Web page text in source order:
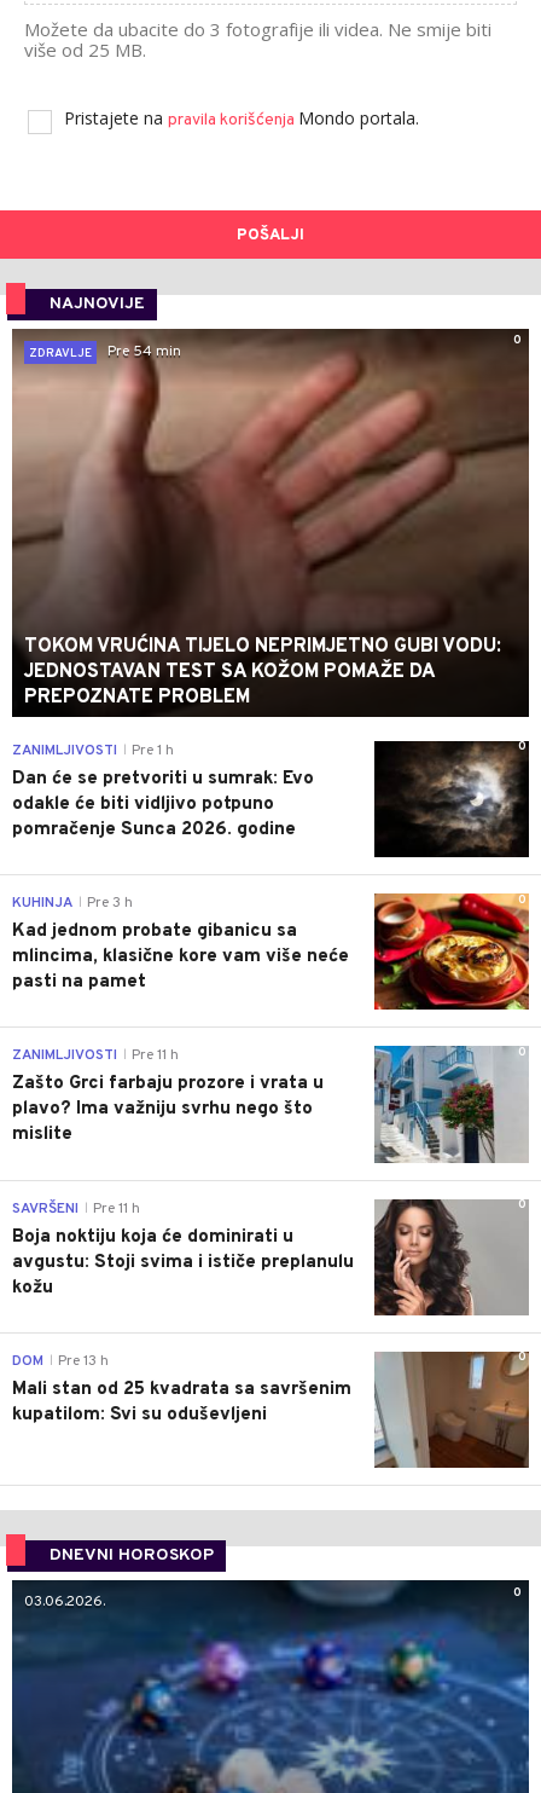
Možete da ubacite do 3 fotografije ili videa. Ne smije biti
više od 25 MB.
Pristajete na pravila korišćenja Mondo portala.
POŠALJI
NAJNOVIJE
0
ZDRAVLJE
Pre 54 min
TOKOM VRUĆINA TIJELO NEPRIMJETNO GUBI VODU:
JEDNOSTAVAN TEST SA KOŽOM POMAŽE DA
PREPOZNATE PROBLEM
0
ZANIMLJIVOSTI Pre 1 h
Dan će se pretvoriti u sumrak: Evo
odakle će biti vidljivo potpuno
pomračenje Sunca 2026. godine
0
KUHINJA Pre 3 h
Kad jednom probate gibanicu sa
mlincima, klasične kore vam više neće
pasti na pamet
0
ZANIMLJIVOSTI Pre 11 h
Zašto Grci farbaju prozore i vrata u
plavo? Ima važniju svrhu nego što
mislite
0
SAVRŠENI Pre 11 h
Boja noktiju koja će dominirati u
avgustu: Stoji svima i ističe preplanulu
kožu
0
DOM Pre 13 h
Mali stan od 25 kvadrata sa savršenim
kupatilom: Svi su oduševljeni
DNEVNI HOROSKOP
0
03.06.2026.